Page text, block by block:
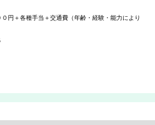
円＋各種手当＋交通費（年齢・経験・能力により